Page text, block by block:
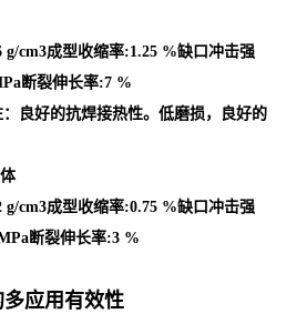
g/cm3成型收缩率:1.25 %缺口冲击强
断裂伸长率:7 %
良好的抗焊接热性。低磨损，良好的
g/cm3成型收缩率:0.75 %缺口冲击强
断裂伸长率:3 %
应用有效性